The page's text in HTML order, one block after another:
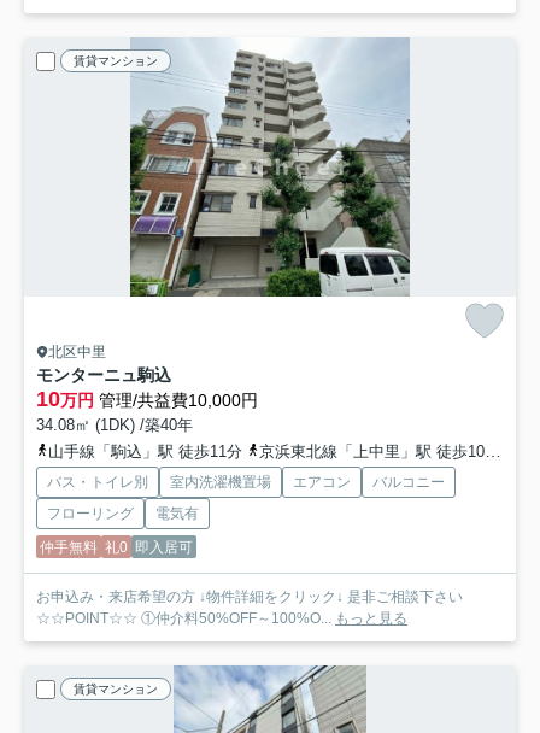
賃貸マンション
北区中里
モンターニュ駒込
10万円 管理/共益費10,000円
34.08㎡ (1DK) /築40年
山手線「駒込」駅 徒歩11分
京浜東北線「上中里」駅 徒歩10分
バス・トイレ別 室内洗濯機置場 エアコン
バルコニー
フローリング
電気有
仲手無料 礼0 即入居可
お申込み・来店希望の方 ↓物件詳細をクリック↓ 是非ご相談下さい
☆☆POINT☆☆ ①仲介料50%OFF～100%O...
もっと見る
賃貸マンション